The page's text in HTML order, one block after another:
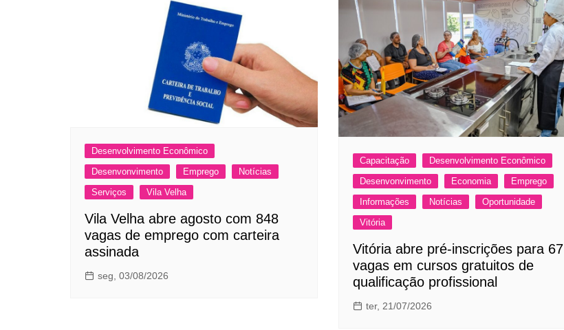
Desenvolvimento Econômico
Desenvonvimento
Emprego
Notícias
Serviços
Vila Velha
Vila Velha abre agosto com 848
vagas de emprego com carteira
assinada
seg, 03/08/2026
Capacitação
Desenvolvimento Econômico
Desenvonvimento
Economia
Emprego
Informações
Notícias
Oportunidade
Vitória
Vitória abre pré-inscrições para 67
vagas em cursos gratuitos de
qualificação profissional
ter, 21/07/2026